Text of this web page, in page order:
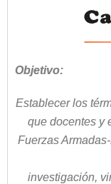
Objetivo:
Establecer los
que docentes y
Fuerzas
investigación,